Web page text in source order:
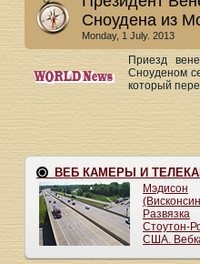
Сноудена из
Monday, 1 July. 2013
Приезд
Сноуденом
который